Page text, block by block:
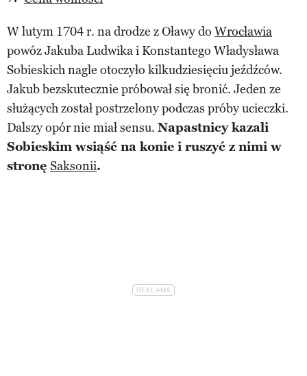
W lutym 1704 r. na drodze z Oławy do Wrocławia
powóz Jakuba Ludwika i Konstantego Władysława
Sobieskich nagle otoczyło kilkudziesięciu jeźdźców.
Jakub bezskutecznie próbował się bronić. Jeden ze
służących został postrzelony podczas próby ucieczki.
Dalszy opór nie miał sensu. Napastnicy kazali
Sobieskim wsiąść na konie i ruszyć z nimi w
stronę Saksonii.